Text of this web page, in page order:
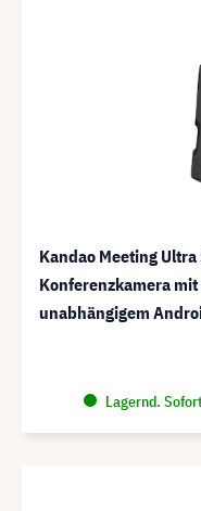
Kandao Meeting
Konferenzkamera
unabhängigem
Lagernd.